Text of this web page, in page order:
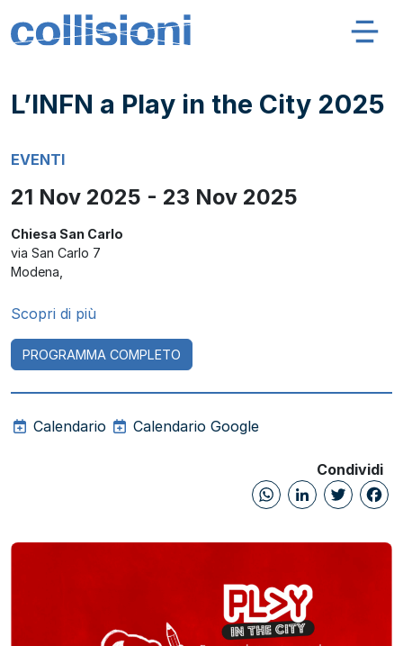
Salta al contenuto
Navigazione principale
L’INFN a Play in the City 2025
EVENTI
21 Nov 2025 - 23 Nov 2025
Chiesa San Carlo
via San Carlo 7
Modena
Scopri di più
PROGRAMMA COMPLETO
Calendario Calendario Google
Condividi